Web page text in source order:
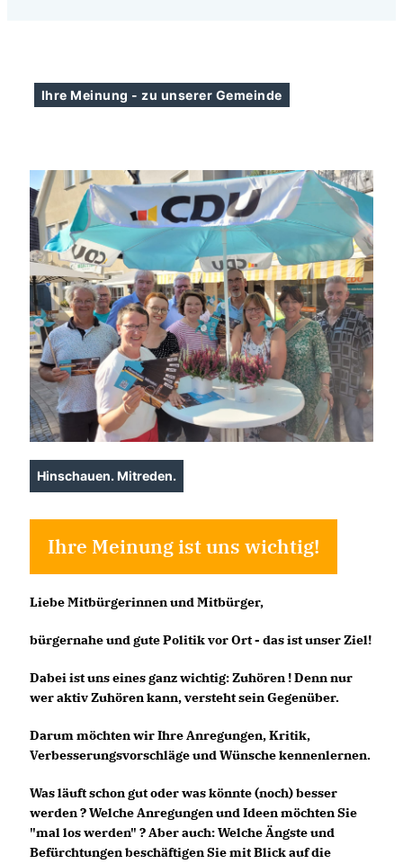
Ihre Meinung - zu unserer Gemeinde
Hinschauen. Mitreden.
Ihre Meinung ist uns wichtig!
Liebe Mitbürgerinnen und Mitbürger,
bürgernahe und gute Politik vor Ort - das ist unser Ziel!
Dabei ist uns eines ganz wichtig: Zuhören ! Denn nur
wer aktiv Zuhören kann, versteht sein Gegenüber.
Darum möchten wir Ihre Anregungen, Kritik,
Verbesserungsvorschläge und Wünsche kennenlernen.
Was läuft schon gut oder was könnte (noch) besser
werden ? Welche Anregungen und Ideen möchten Sie
"mal los werden" ? Aber auch: Welche Ängste und
Befürchtungen beschäftigen Sie mit Blick auf die